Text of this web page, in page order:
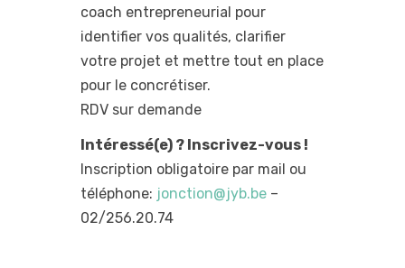
coach entrepreneurial pour
identifier vos qualités, clarifier
votre projet et mettre tout en place
pour le concrétiser.
RDV sur demande
Intéressé(e) ? Inscrivez-vous !
Inscription obligatoire par mail ou
téléphone: jonction@jyb.be –
02/256.20.74